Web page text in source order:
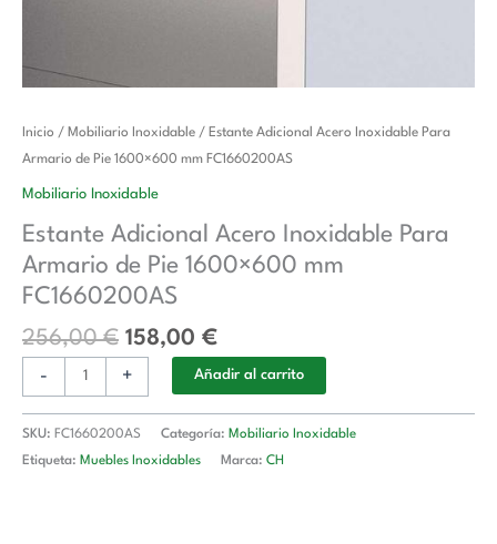
Inicio / Mobiliario Inoxidable / Estante Adicional Acero Inoxidable Para
Armario de Pie 1600×600 mm FC1660200AS
Mobiliario Inoxidable
Estante Adicional Acero Inoxidable Para
Armario de Pie 1600×600 mm
FC1660200AS
256,00€
El
precio
original
256,00 €.
158,00 €
El
precio
158,00 €.
-
Estante
Adicional
Acero
Para
Armario
de
1600x600
FC1660200AS
+ Añadir al carrito
SKU: FC1660200AS Categoría: Mobiliario Inoxidable
Etiqueta: Muebles Inoxidables Marca: CH